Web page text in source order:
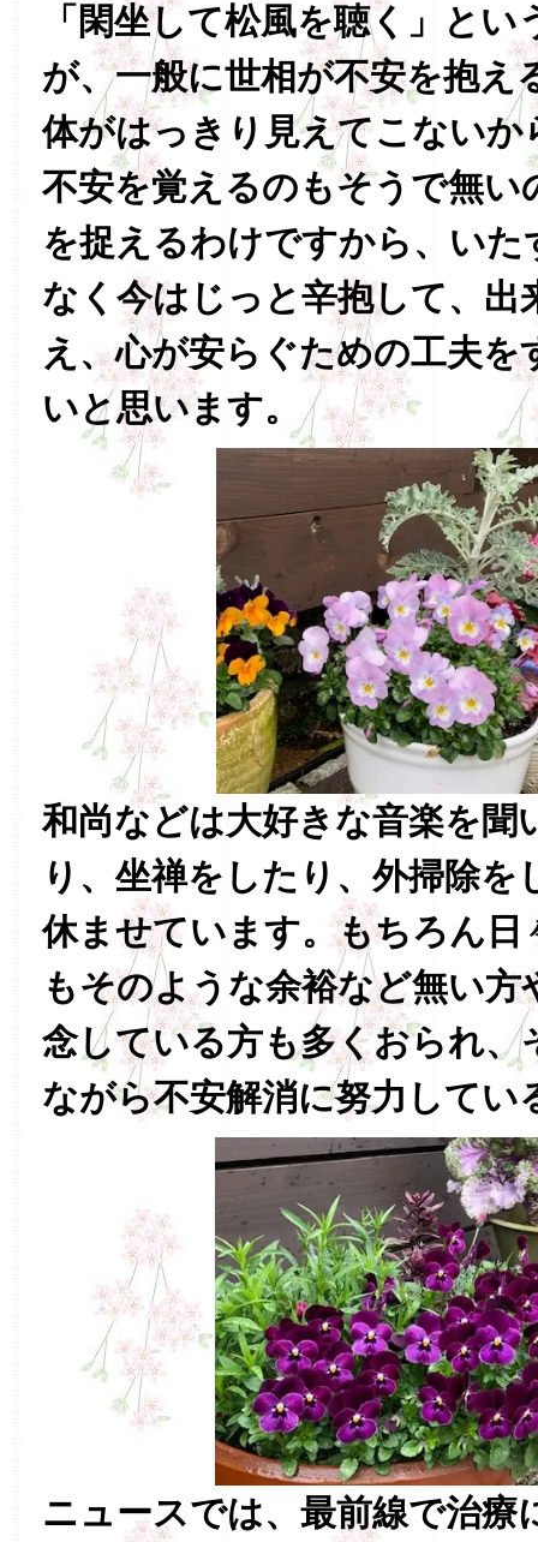
「閑坐して松風を聴く」と
が、一般に世相が不安を抱え
体がはっきり見えてこないか
不安を覚えるのもそうで無い
を捉えるわけですから、い
なく今はじっと辛抱して、出
え、心が安らぐための工夫を
いと思います。
和尚などは大好きな音楽を聞
り、坐禅をしたり、外掃除を
休ませています。もちろん日
もそのような余裕など無い方
念している方も多くおられ、
ながら不安解消に努力してい
ニュースでは、最前線で治療